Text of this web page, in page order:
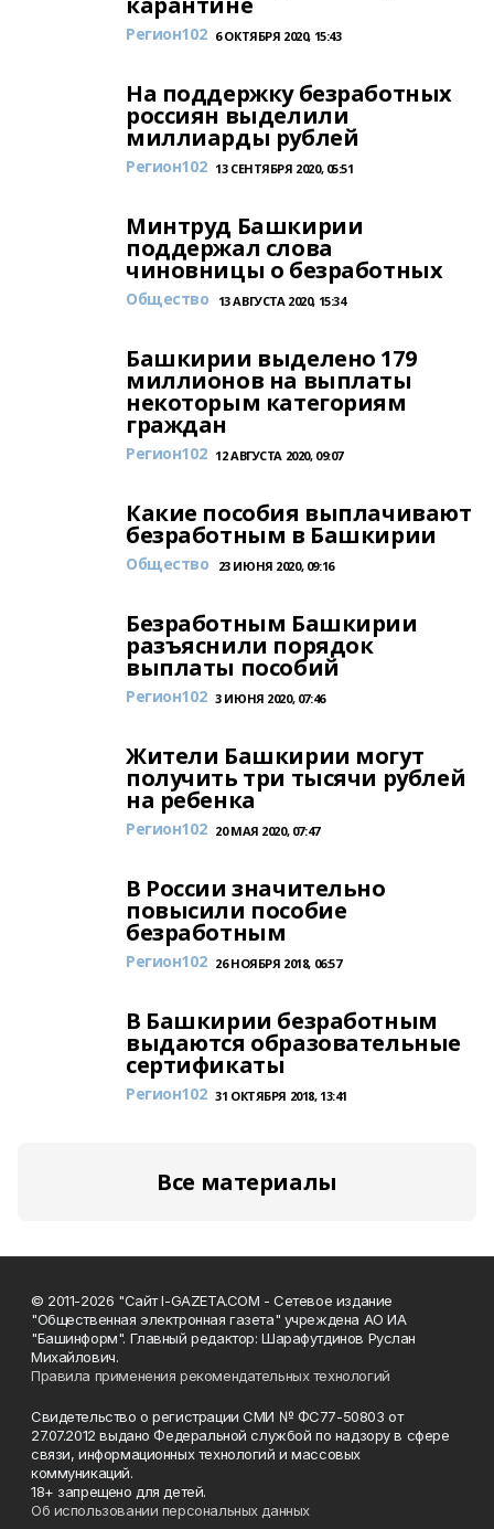
Регион102 6 ОКТЯБРЯ 2020, 15:43
На поддержку безработных
россиян выделили
миллиарды рублей
Регион102 13 СЕНТЯБРЯ 2020, 05:51
Минтруд Башкирии
поддержал слова
чиновницы о безработных
Общество 13 АВГУСТА 2020, 15:34
Башкирии выделено 179
миллионов на выплаты
некоторым категориям
граждан
Регион102 12 АВГУСТА 2020, 09:07
Какие пособия выплачивают
безработным в Башкирии
Общество 23 ИЮНЯ 2020, 09:16
Безработным Башкирии
разъяснили порядок
выплаты пособий
Регион102 3 ИЮНЯ 2020, 07:46
Жители Башкирии могут
получить три тысячи рублей
на ребенка
Регион102 20 МАЯ 2020, 07:47
В России значительно
повысили пособие
безработным
Регион102 26 НОЯБРЯ 2018, 06:57
В Башкирии безработным
выдаются образовательные
сертификаты
Регион102 31 ОКТЯБРЯ 2018, 13:41
Все материалы
© 2011-2026 "Сайт I-GAZETA.COM - Сетевое издание
"Общественная электронная газета" учреждена АО ИА
"Башинформ". Главный редактор: Шарафутдинов Руслан
Михайлович.
Правила применения рекомендательных технологий
Свидетельство о регистрации СМИ № ФС77-50803 от
27.07.2012 выдано Федеральной службой по надзору в сфере
связи, информационных технологий и массовых
коммуникаций.
18+ запрещено для детей.
Об использовании персональных данных